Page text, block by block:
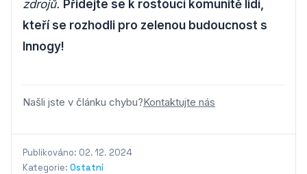
zdrojů. Přidejte se k rostoucí komunitě lidí,
kteří se rozhodli pro zelenou budoucnost s
Innogy!
Našli jste v článku chybu?Kontaktujte nás
Publikováno: 02. 12. 2024
Kategorie: Ostatní